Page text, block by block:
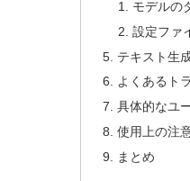
モデルの
設定ファ
テキスト生
よくあるト
具体的なユ
使用上の注
まとめ